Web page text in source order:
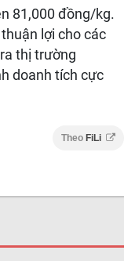
81,000 đồng/kg.
lợi cho các
thị trường
doanh tích cực
Theo FiLi